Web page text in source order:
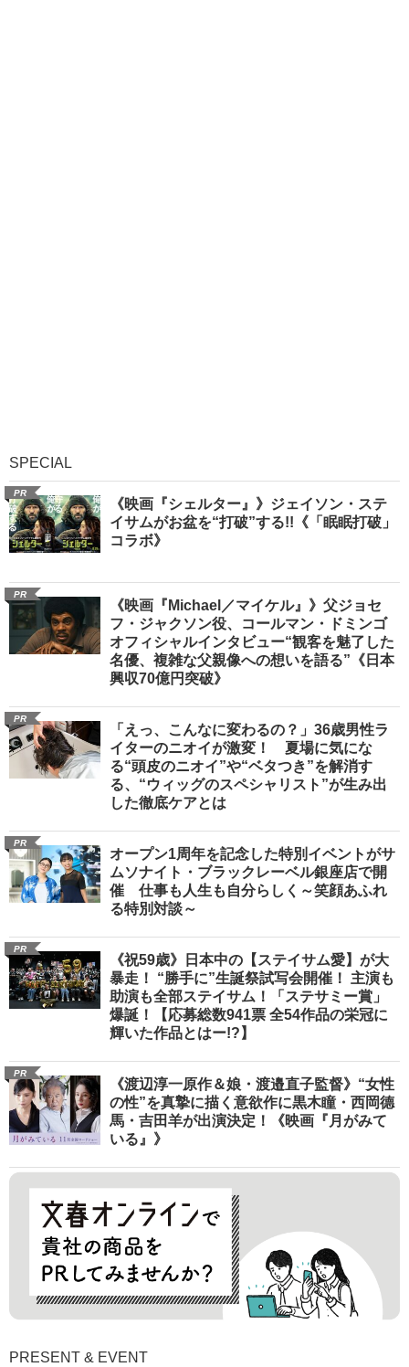
SPECIAL
PR
《映画『シェルター』》ジェイソン・ステ
イサムがお盆を“打破”する!!《「眠眠打破」
コラボ》
PR
《映画『Michael／マイケル』》父ジョセ
フ・ジャクソン役、コールマン・ドミンゴ
オフィシャルインタビュー“観客を魅了した
名優、複雑な父親像への想いを語る”《日本
興収70億円突破》
PR
「えっ、こんなに変わるの？」36歳男性ラ
イターのニオイが激変！ 夏場に気にな
る“頭皮のニオイ”や“ベタつき”を解消す
る、“ウィッグのスペシャリスト”が生み出
した徹底ケアとは
PR
オープン1周年を記念した特別イベントがサ
ムソナイト・ブラックレーベル銀座店で開
催 仕事も人生も自分らしく～笑顔あふれ
る特別対談～
PR
《祝59歳》日本中の【ステイサム愛】が大
暴走！ “勝手に”生誕祭試写会開催！ 主演も
助演も全部ステイサム！「ステサミー賞」
爆誕！【応募総数941票 全54作品の栄冠に
輝いた作品とはー!?】
PR
《渡辺淳一原作＆娘・渡邉直子監督》“女性
の性”を真摯に描く意欲作に黒木瞳・西岡德
馬・吉田羊が出演決定！《映画『月がみて
いる』》
PRESENT & EVENT